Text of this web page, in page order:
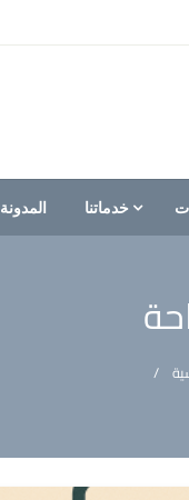
خدماتنا المدونة